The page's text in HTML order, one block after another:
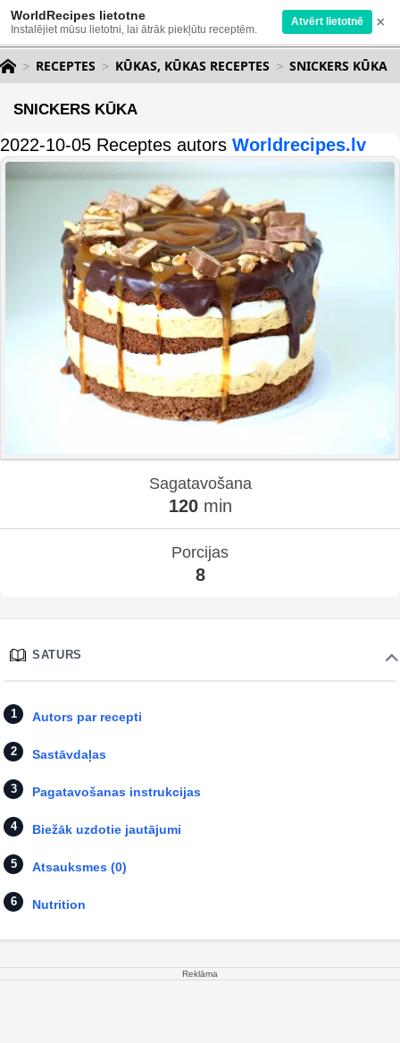
WorldRecipes lietotne
Instalējiet mūsu lietotni, lai ātrāk piekļūtu receptēm.
Atvērt lietotnē ×
RECEPTES KŪKAS, KŪKAS RECEPTES SNICKERS KŪKA
SNICKERS KŪKA
2022-10-05 Receptes autors Worldrecipes.lv
Sagatavošana
120min
Porcijas
8
SATURS
Autors par recepti
Sastāvdaļas
Pagatavošanas instrukcijas
Biežāk uzdotie jautājumi
Atsauksmes (0)
Nutrition
Reklāma